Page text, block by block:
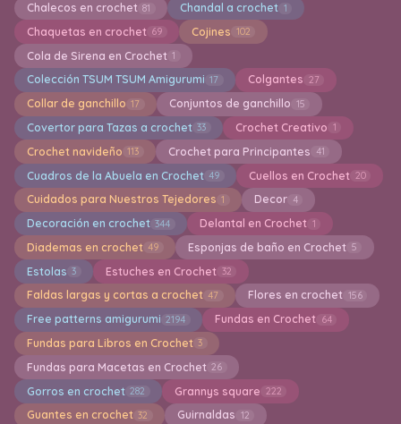
Chalecos en crochet 81 Chandal a crochet 1
Chaquetas en crochet 69 Cojines 102
Cola de Sirena en Crochet 1
Colección TSUM TSUM Amigurumi 17 Colgantes 27
Collar de ganchillo 17 Conjuntos de ganchillo 15
Covertor para Tazas a crochet 33 Crochet Creativo 1
Crochet navideño 113 Crochet para Principantes 41
Cuadros de la Abuela en Crochet 49 Cuellos en Crochet 20
Cuidados para Nuestros Tejedores 1 Decor 4
Decoración en crochet 344 Delantal en Crochet 1
Diademas en crochet 49 Esponjas de baño en Crochet 5
Estolas 3 Estuches en Crochet 32
Faldas largas y cortas a crochet 47 Flores en crochet 156
Free patterns amigurumi 2194 Fundas en Crochet 64
Fundas para Libros en Crochet 3
Fundas para Macetas en Crochet 26
Gorros en crochet 282 Grannys square 222
Guantes en crochet 32 Guirnaldas 12